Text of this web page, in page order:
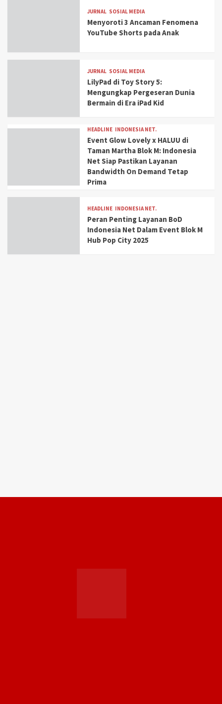
JURNAL SOSIAL MEDIA
Menyoroti 3 Ancaman Fenomena
YouTube Shorts pada Anak
JURNAL SOSIAL MEDIA
LilyPad di Toy Story 5:
Mengungkap Pergeseran Dunia
Bermain di Era iPad Kid
HEADLINE INDONESIA NET.
Event Glow Lovely x HALUU di
Taman Martha Blok M: Indonesia
Net Siap Pastikan Layanan
Bandwidth On Demand Tetap
Prima
HEADLINE INDONESIA NET.
Peran Penting Layanan BoD
Indonesia Net Dalam Event Blok M
Hub Pop City 2025